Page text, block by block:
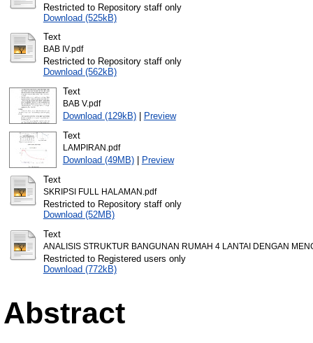
Restricted to Repository staff only
Download (525kB)
Text
BAB IV.pdf
Restricted to Repository staff only
Download (562kB)
Text
BAB V.pdf
Download (129kB)|
Preview
Text
LAMPIRAN.pdf
Download (49MB)|
Preview
Text
SKRIPSI FULL HALAMAN.pdf
Restricted to Repository staff only
Download (52MB)
Text
ANALISIS STRUKTUR BANGUNAN RUMAH 4 LANTAI DENGAN
Restricted to Registered users only
Download (772kB)
Abstract